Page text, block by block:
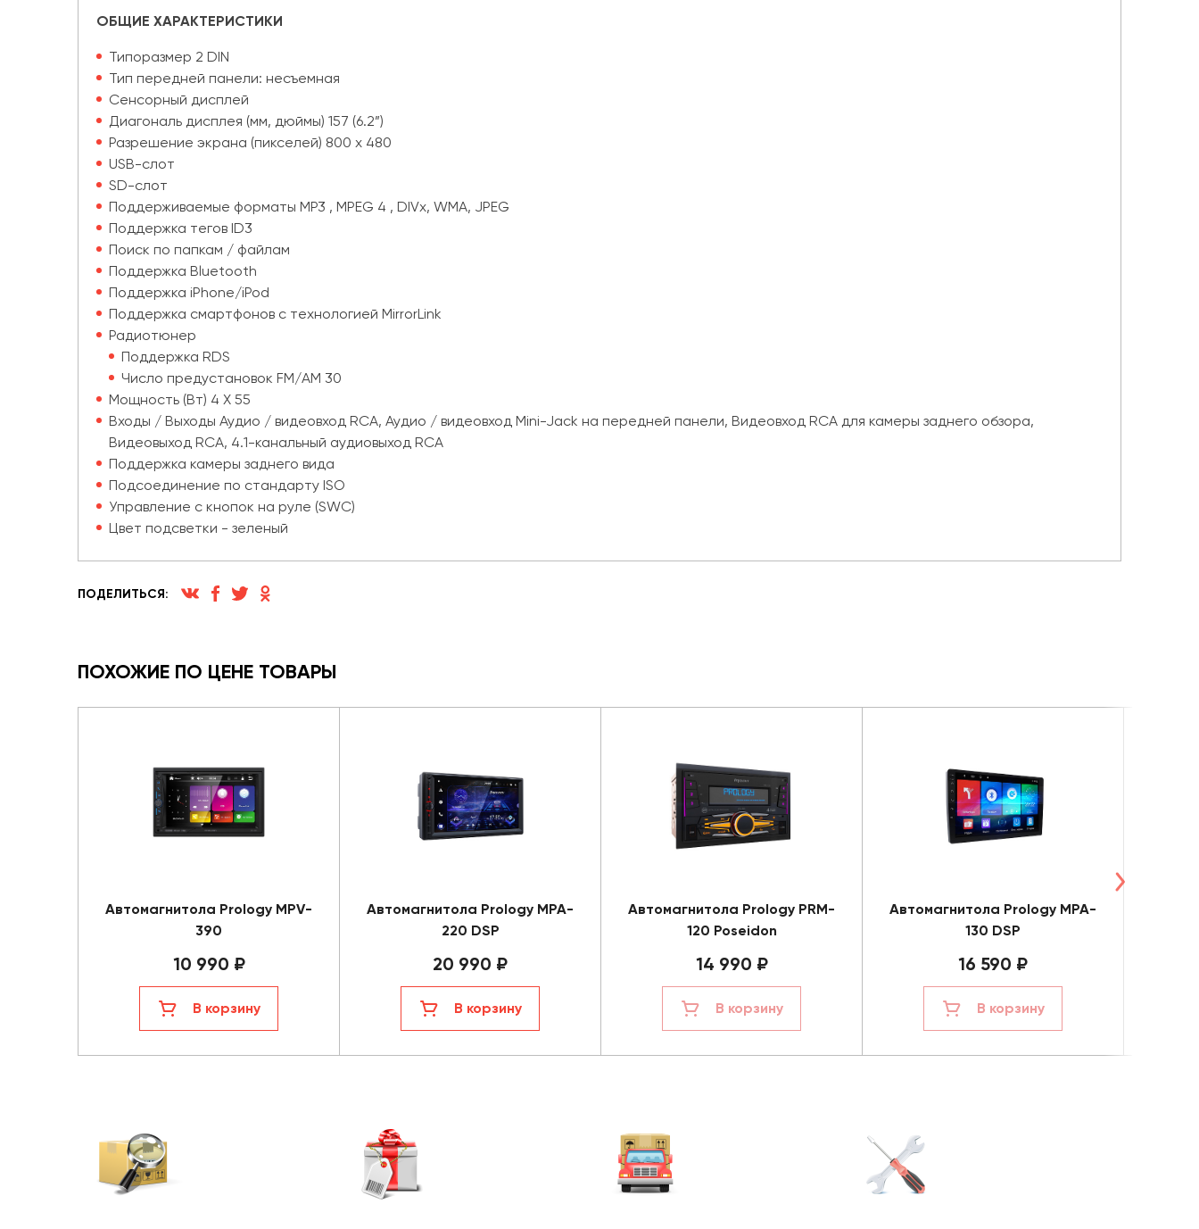
ОБЩИЕ ХАРАКТЕРИСТИКИ
Типоразмер 2 DIN
Тип передней панели: несъемная
Сенсорный дисплей
Диагональ дисплея (мм, дюймы) 157 (6.2”)
Разрешение экрана (пикселей) 800 х 480
USB-слот
SD-слот
Поддерживаемые форматы MP3 , MPEG 4 , DIVx, WMA, JPEG
Поддержка тегов ID3
Поиск по папкам / файлам
Поддержка Bluetooth
Поддержка iPhone/iPod
Поддержка смартфонов с технологией MirrorLink
Радиотюнер
Поддержка RDS
Число предустановок FM/AM 30
Мощность (Вт) 4 X 55
Входы / Выходы Аудио / видеовход RCA, Аудио / видеовход Mini-Jack на передней панели, Видеовход RCA для камеры заднего обзора,
Видеовыход RCA, 4.1-канальный аудиовыход RCA
Поддержка камеры заднего вида
Подсоединение по стандарту ISO
Управление с кнопок на руле (SWC)
Цвет подсветки - зеленый
ПОДЕЛИТЬСЯ:
ПОХОЖИЕ ПО ЦЕНЕ ТОВАРЫ
Автомагнитола Prology MPV-
390
10 990 ₽
В корзину
Автомагнитола Prology MPA-
220 DSP
20 990 ₽
В корзину
Автомагнитола Prology PRM-
120 Poseidon
14 990 ₽
В корзину
Автомагнитола Prology MPA-
130 DSP
16 590 ₽
В корзину